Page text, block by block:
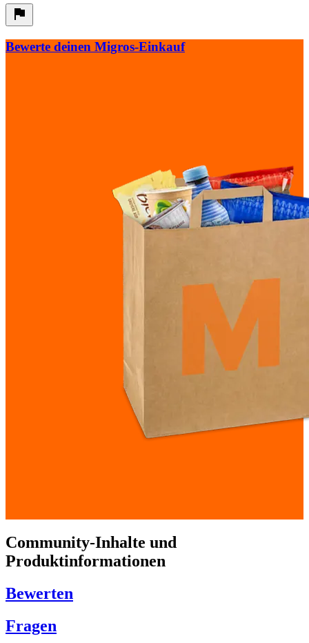
Bewerte deinen Migros-Einkauf
Community-Inhalte und
Produktinformationen
Bewerten
Fragen